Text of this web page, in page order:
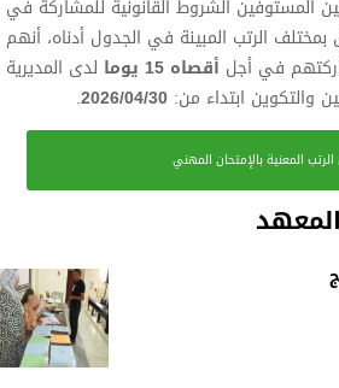
المستوفين الشروط القانونية للمشاركة في
بمختلف الرتب المبينة في الجدول أدناه، أنهم
في أجل أقصاه 15 يوما
لدى المديرية
والتكوين ابتداء من:2026/04/30
.
المعنية بالإمتحان المهني